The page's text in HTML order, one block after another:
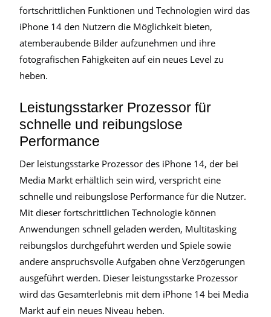
fortschrittlichen Funktionen und Technologien wird das
iPhone 14 den Nutzern die Möglichkeit bieten,
atemberaubende Bilder aufzunehmen und ihre
fotografischen Fähigkeiten auf ein neues Level zu
heben.
Leistungsstarker Prozessor für
schnelle und reibungslose
Performance
Der leistungsstarke Prozessor des iPhone 14, der bei
Media Markt erhältlich sein wird, verspricht eine
schnelle und reibungslose Performance für die Nutzer.
Mit dieser fortschrittlichen Technologie können
Anwendungen schnell geladen werden, Multitasking
reibungslos durchgeführt werden und Spiele sowie
andere anspruchsvolle Aufgaben ohne Verzögerungen
ausgeführt werden. Dieser leistungsstarke Prozessor
wird das Gesamterlebnis mit dem iPhone 14 bei Media
Markt auf ein neues Niveau heben.